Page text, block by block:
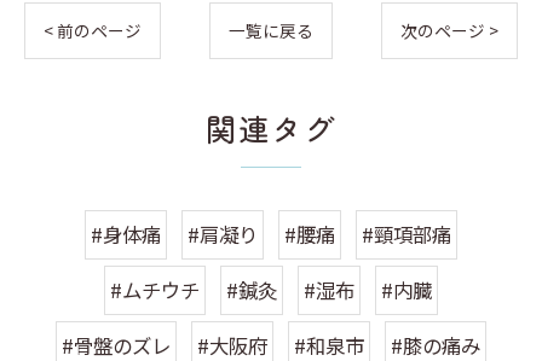
< 前のページ 一覧に戻る 次のページ >
関連タグ
#身体痛 #肩凝り #腰痛
#頸項部痛
#ムチウチ
#鍼灸 #湿布
#内臓
#骨盤のズレ
#大阪府 #和泉市 #膝の痛み